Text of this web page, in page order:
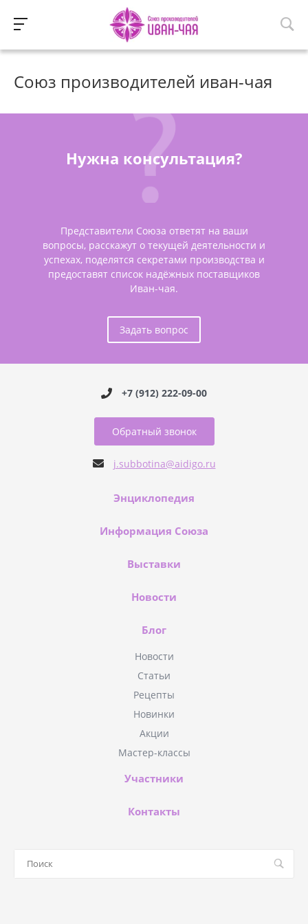
Союз производителей иван-чая
Нужна консультация?
Представители Союза ответят на ваши
вопросы, расскажут о текущей деятельности и
успехах, поделятся секретами производства и
предоставят список надёжных поставщиков
Иван-чая.
Задать вопрос
+7 (912) 222-09-00
Обратный звонок
j.subbotina@aidigo.ru
Энциклопедия
Информация Союза
Выставки
Новости
Блог
Новости
Статьи
Рецепты
Новинки
Акции
Мастер-классы
Участники
Контакты